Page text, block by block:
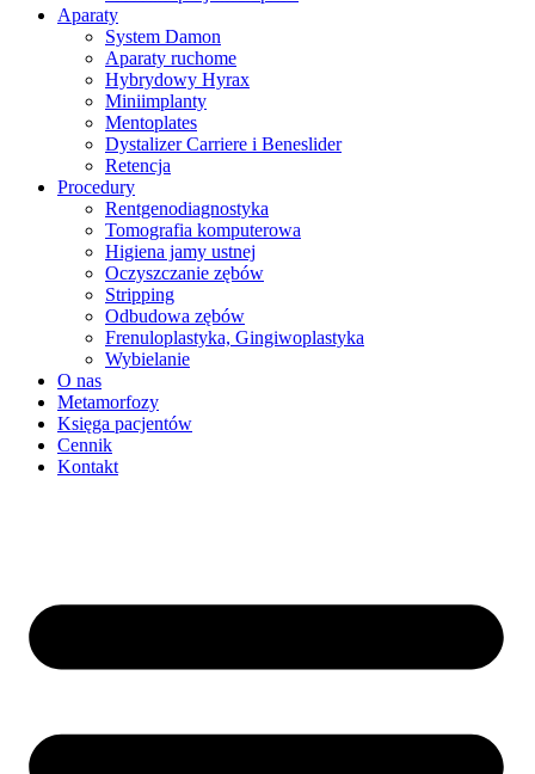
Aparaty
System Damon
Aparaty ruchome
Hybrydowy Hyrax
Miniimplanty
Mentoplates
Dystalizer Carriere i Beneslider
Retencja
Procedury
Rentgenodiagnostyka
Tomografia komputerowa
Higiena jamy ustnej
Oczyszczanie zębów
Stripping
Odbudowa zębów
Frenuloplastyka, Gingiwoplastyka
Wybielanie
O nas
Metamorfozy
Księga pacjentów
Cennik
Kontakt